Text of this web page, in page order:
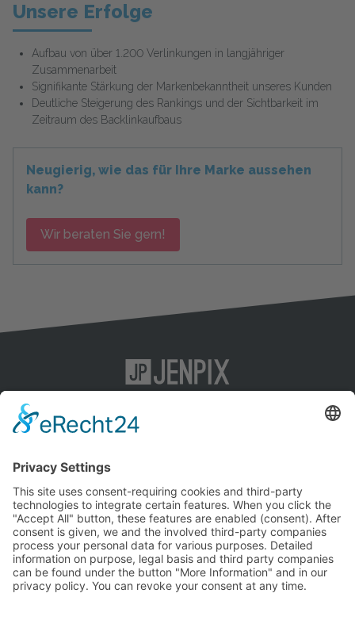
Unsere Erfolge
Aufbau von über 1.200 Verlinkungen in langjähriger
Zusammenarbeit
Signifikante Stärkung der Markenbekanntheit unseres Kunden
Deutliche Steigerung des Rankings und der Sichtbarkeit im
Zeitraum des Backlinkaufbaus
Neugierig, wie das für Ihre Marke aussehen
kann?
Wir beraten Sie gern!
KI-SEO
SEO
Social-Media-Marketing
Agentur
Kontakt